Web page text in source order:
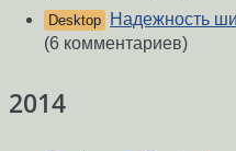
Desktop
Надежность
(6 комментариев)
2014